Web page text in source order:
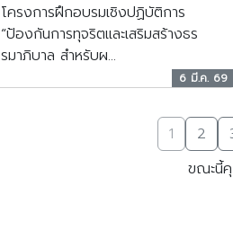
โครงการฝึกอบรมเชิงปฏิบัติการ
“ป้องกันการทุจริตและเสริมสร้างธร
รมาภิบาล สำหรับผ...
6 มี.ค. 69
1 2
ขณะนี้